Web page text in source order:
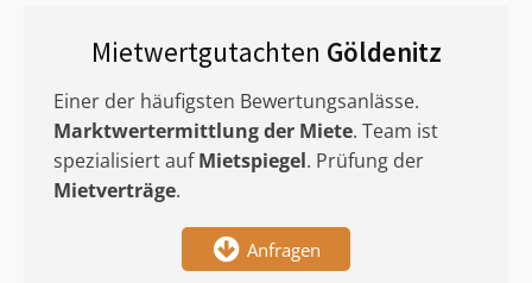
Mietwertgutachten Göldenitz
Einer der häufigsten Bewertungsanlässe.
Marktwertermittlungder Miete. Team ist
spezialisiert aufMietspiegel. Prüfung der
Mietverträge.
Anfragen